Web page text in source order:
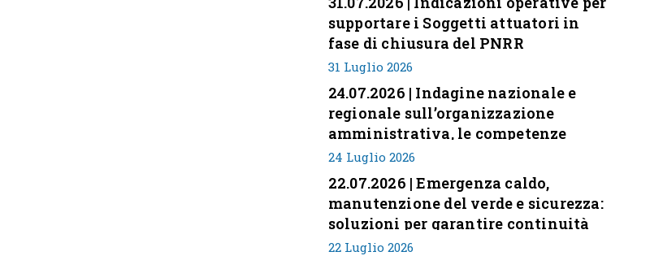
supportare i Soggetti attuatori in
fase di chiusura del PNRR
31 Luglio 2026
24.07.2026 | Indagine nazionale e
regionale sull’organizzazione
amministrativa, le competenze
professionali e i modelli di gestione
nei piccoli Comuni italiani
24 Luglio 2026
22.07.2026 | Emergenza caldo,
manutenzione del verde e sicurezza:
soluzioni per garantire continuità
servizi
22 Luglio 2026